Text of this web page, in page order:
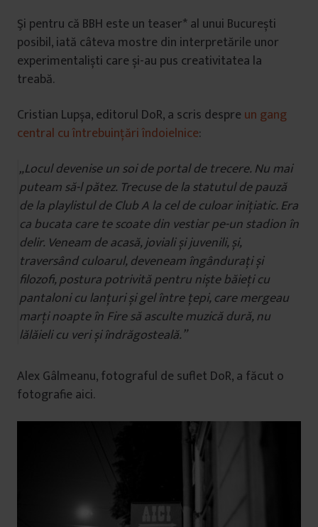
Şi pentru că BBH este un teaser* al unui București
posibil, iată câteva mostre din interpretările unor
experimentaliști care și-au pus creativitatea la
treabă.
Cristian Lupșa, editorul DoR, a scris despre un gang
central cu întrebuințări îndoielnice:
„Locul devenise un soi de portal de trecere. Nu mai
puteam să-l pătez. Trecuse de la statutul de pauză
de la playlistul de Club A la cel de culoar inițiatic. Era
ca bucata care te scoate din vestiar pe-un stadion în
delir. Veneam de acasă, joviali și juvenili, și,
traversând culoarul, deveneam îngândurați și
filozofi, postura potrivită pentru niște băieți cu
pantaloni cu lanțuri și gel între țepi, care mergeau
marți noapte în Fire să asculte muzică dură, nu
lălăieli cu veri și îndrăgosteală.”
Alex Gâlmeanu, fotograful de suflet DoR, a făcut o
fotografie aici.